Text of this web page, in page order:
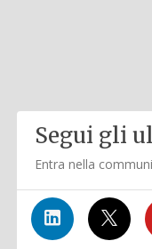
Segui gli
Entra nella